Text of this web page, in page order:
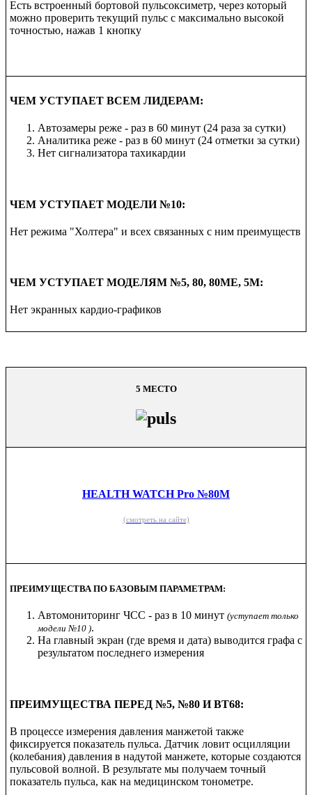
Есть встроенный бортовой пульсоксиметр, через который
можно проверить текущий пульс с максимально высокой
точностью, нажав 1 кнопку
ЧЕМ УСТУПАЕТ ВСЕМ ЛИДЕРАМ:
Автозамеры реже - раз в 60 минут (24 раза за сутки)
Аналитика реже - раз в 60 минут (24 отметки за сутки)
Нет сигнализатора тахикардии
ЧЕМ УСТУПАЕТ МОДЕЛИ №10:
Нет режима "Холтера" и всех связанных с ним преимуществ
ЧЕМ УСТУПАЕТ МОДЕЛЯМ №5, 80, 80ME, 5M:
Нет экранных кардио-графиков
5 МЕСТО
HEALTH WATCH Pro №80M
(смотреть на сайте)
ПРЕИМУЩЕСТВА ПО БАЗОВЫМ ПАРАМЕТРАМ:
Автомониторинг ЧСС - раз в 10 минут (уступает только
модели №10 ).
На главный экран (где время и дата) выводится графа с
результатом последнего измерения
ПРЕИМУЩЕСТВА ПЕРЕД №5, №80 И BT68:
В процессе измерения давления манжетой также
фиксируется показатель пульса. Датчик ловит осцилляции
(колебания) давления в надутой манжете, которые создаются
пульсовой волной. В результате мы получаем точный
показатель пульса, как на медицинском тонометре.